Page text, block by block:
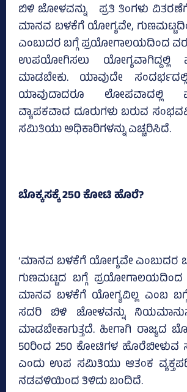
ಬಿಳಿ ಜೋಳವನ್ನು ಪ್ರತಿ ತಿಂಗಳು
ಮಾನವ ಬಳಕೆಗೆ ಯೋಗ್ಯವೇ,
ಎಂಬುದರ ಬಗ್ಗೆ ಪ್ರಯೋಗಾಲಯದಿಂದ
ಉಪಯೋಗಿಸಲು ಯೋಗ್ಯವಾಗಿದ್ದಲ್ಲಿ
ಮಾಡಬೇಕು. ಯಾವುದೇ
ಯಾವುದಾದರೂ ಲೋಪವಾದಲ್ಲಿ
ವ್ಯಾಪಕವಾದ ದೂರುಗಳು ಬರುವ
ಸಮಿತಿಯು ಅಧಿಕಾರಿಗಳನ್ನು ಎಚ್ಚರಿಸಿದೆ.
ಬೊಕ್ಕಸಕ್ಕೆ 250 ಕೋಟಿ ಹೊರೆ?
‘ಮಾನವ ಬಳಕೆಗೆ ಯೋಗ್ಯವೇ ಎಂಬುದರ
ಗುಣಮಟ್ಟದ ಬಗ್ಗೆ
ಮಾನವ ಬಳಕೆಗೆ ಯೋಗ್ಯವಿಲ್ಲ ಎಂಬ
ಸದರಿ ಬಿಳಿ ಜೋಳವನ್ನು
ಮಾಡಬೇಕಾಗುತ್ತದೆ. ಹೀಗಾಗಿ ರಾಜ್ಯದ
50ರಿಂದ 250 ಕೋಟಿಗಳ ಹೊರೆಬೀಳುವ
ಎಂದು ಉಪ ಸಮಿತಿಯು ಆತಂಕ
ನಡವಳಿಯಿಂದ ತಿಳಿದು ಬಂದಿದೆ.